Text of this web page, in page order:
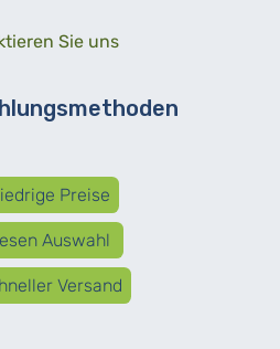
Sie uns
Preise
Auswahl
Versand